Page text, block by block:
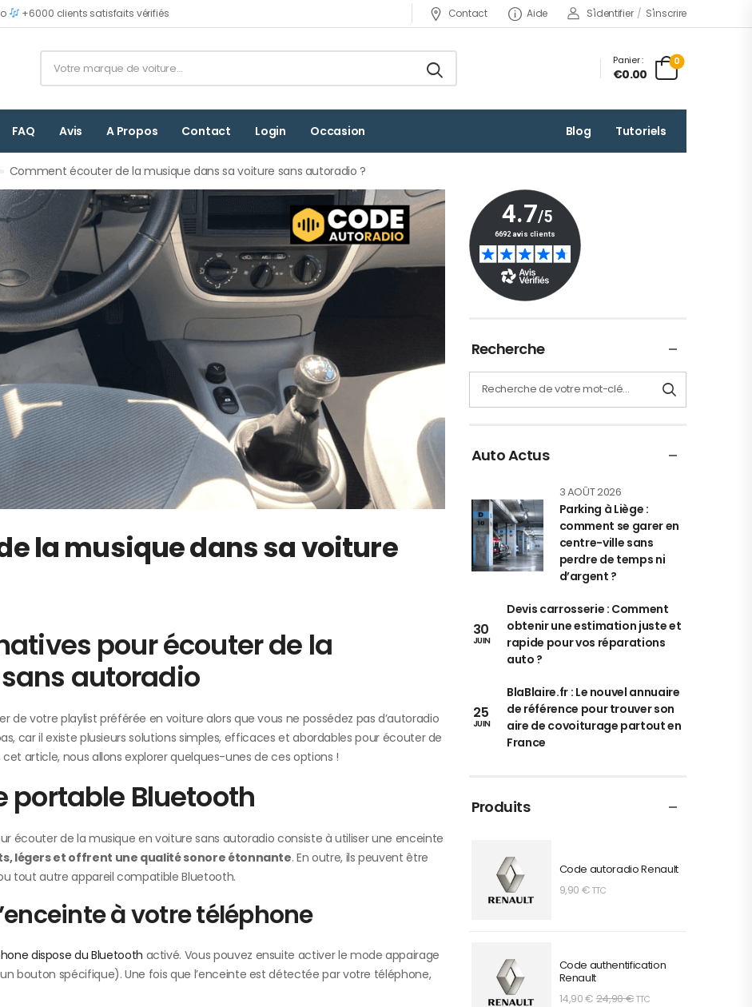
+6000 clients satisfaits vérifiés Contact Aide S'identifier / S'inscrire
Panier :
€0.00
0
FAQ Avis A Propos Contact Login Occasion Blog Tutoriels
» Comment écouter de la musique dans sa voiture sans autoradio ?
la musique dans sa voiture
pour écouter de la
autoradio
votre playlist préférée en voiture alors que vous ne possédez pas d’autoradio
car il existe plusieurs solutions simples, efficaces et abordables pour écouter de
article, nous allons explorer quelques-unes de ces options !
portable Bluetooth
écouter de la musique en voiture sans autoradio consiste à utiliser une enceinte
légers et offrent une qualité sonore étonnante. En outre, ils peuvent être
tout autre appareil compatible Bluetooth.
à votre téléphone
dispose du Bluetooth activé. Vous pouvez ensuite activer le mode appairage
bouton spécifique). Une fois que l’enceinte est détectée par votre téléphone,
Recherche
Auto Actus
3 AOÛT 2026
Parking à Liège :
comment se garer en
centre-ville sans
perdre de temps ni
d’argent ?
30
JUIN
Devis carrosserie : Comment
obtenir une estimation juste et
rapide pour vos réparations
auto ?
25
JUIN
BlaBlaire.fr : Le nouvel annuaire
de référence pour trouver son
aire de covoiturage partout en
France
Produits
Code autoradio Renault
9,90 € TTC
Code authentification
Renault
14,90€24,90€TTC